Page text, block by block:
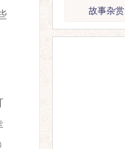
故事杂赏